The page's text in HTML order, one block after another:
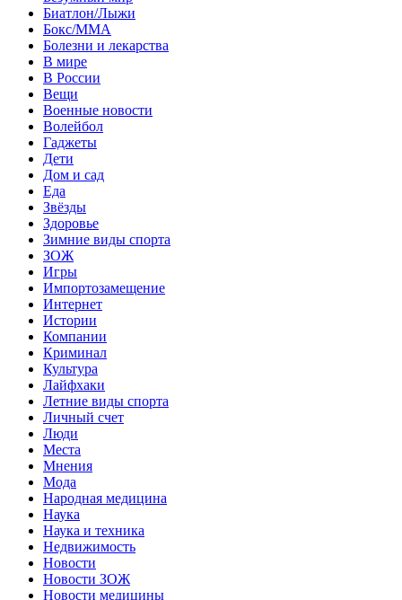
Биатлон/Лыжи
Бокс/MMA
Болезни и лекарства
В мире
В России
Вещи
Военные новости
Волейбол
Гаджеты
Дети
Дом и сад
Еда
Звёзды
Здоровье
Зимние виды спорта
ЗОЖ
Игры
Импортозамещение
Интернет
Истории
Компании
Криминал
Культура
Лайфхаки
Летние виды спорта
Личный счет
Люди
Места
Мнения
Мода
Народная медицина
Наука
Наука и техника
Недвижимость
Новости
Новости ЗОЖ
Новости медицины